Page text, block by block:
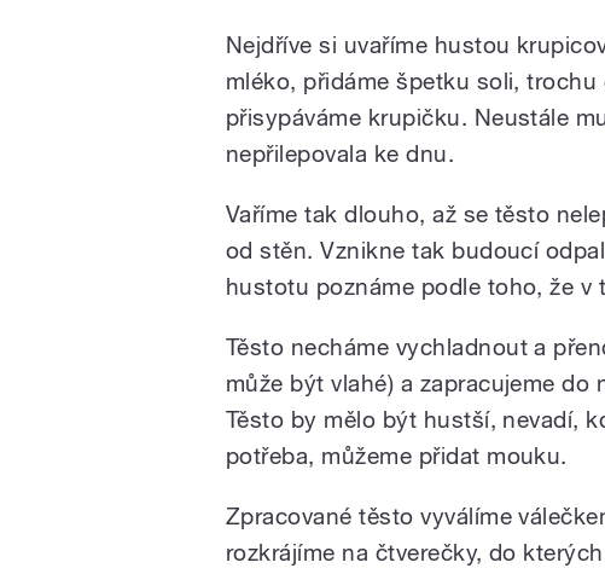
Nejdříve si uvaříme hustou
mléko, přidáme špetku soli,
přisypáváme krupičku. Neustále
nepřilepovala ke dnu.
Vaříme tak dlouho, až se těsto
od stěn. Vznikne tak budoucí
hustotu poznáme podle toho, že v
Těsto necháme vychladnout a
může být vlahé) a zapracujeme
Těsto by mělo být hustší, nevadí,
potřeba, můžeme přidat mouku.
Zpracované těsto vyválíme
rozkrájíme na čtverečky, do